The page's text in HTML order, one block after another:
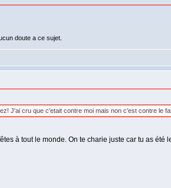
doute a ce sujet.
J'ai cru que c'etait contre moi mais non c'est contre le
à tout le monde. On te charie juste car tu as